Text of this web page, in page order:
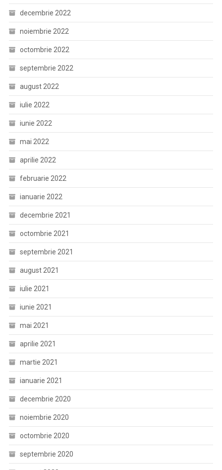
decembrie 2022
noiembrie 2022
octombrie 2022
septembrie 2022
august 2022
iulie 2022
iunie 2022
mai 2022
aprilie 2022
februarie 2022
ianuarie 2022
decembrie 2021
octombrie 2021
septembrie 2021
august 2021
iulie 2021
iunie 2021
mai 2021
aprilie 2021
martie 2021
ianuarie 2021
decembrie 2020
noiembrie 2020
octombrie 2020
septembrie 2020